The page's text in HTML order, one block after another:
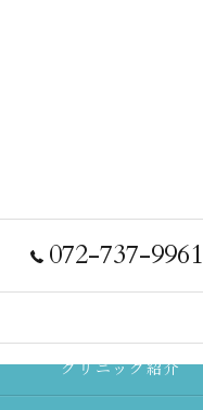
072-737-9961
クリニック紹介